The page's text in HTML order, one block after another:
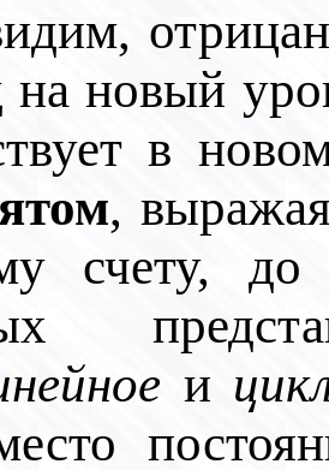
на новый
в
,
счету,
и